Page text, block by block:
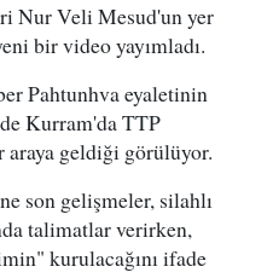
Nur Veli Mesud'un yer
bir video yayımladı.
Pahtunhva eyaletinin
Kurram'da TTP
araya geldiği görülüyor.
son gelişmeler, silahlı
talimatlar verirken,
kurulacağını ifade